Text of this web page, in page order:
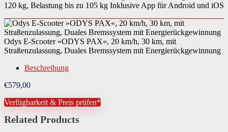
120 kg, Belastung bis zu 105 kg Inklusive App für Android und iOS
Odys E-Scooter »ODYS PAX«, 20 km/h, 30 km, mit
Straßenzulassung, Duales Bremssystem mit Energierückgewinnung
Beschreibung
€579,00
Verfügbarkeit & Preis prüfen*
Related Products